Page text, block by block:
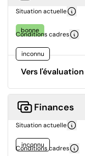
Situation actuelle
bonne
Conditions cadres
inconnu
Vers
Finances
Situation actuelle
inconnu
Conditions cadres